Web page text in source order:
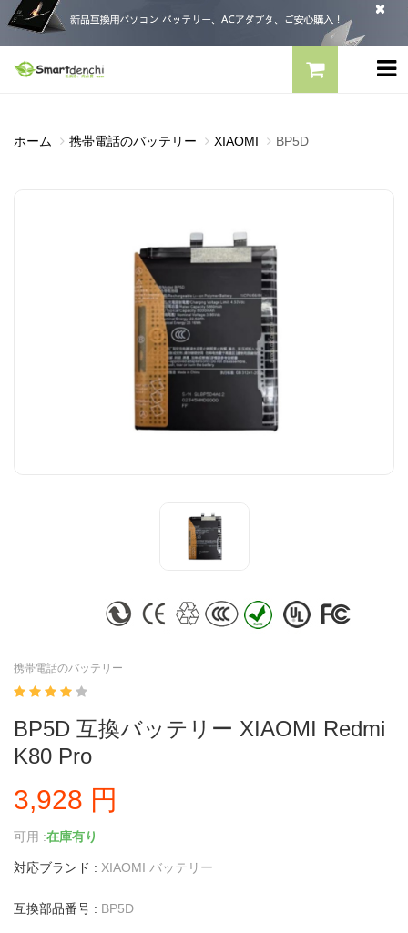
ホーム 携帯電話のバッテリー XIAOMI BP5D
携帯電話のバッテリー
BP5D 互換バッテリー XIAOMI Redmi
K80 Pro
3,928 円
可用 :在庫有り
対応ブランド : XIAOMI バッテリー
互換部品番号 : BP5D